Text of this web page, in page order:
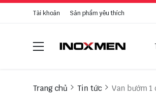
Tài khoản Sản phẩm yêu thích
Trang chủ Tin tức Van bướm